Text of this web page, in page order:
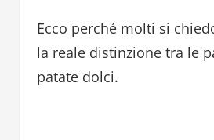
Ecco perché molti si
la reale distinzione tra le
patate dolci.